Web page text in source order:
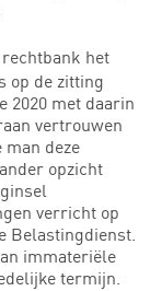
het
op de zitting
2020 met daarin
vertrouwen
deze
opzicht
verricht op
Belastingdienst.
immateriële
termijn.